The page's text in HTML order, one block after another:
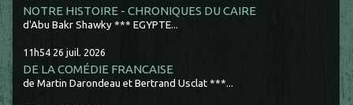
NOTRE HISTOIRE - CHRONIQUES DU CAIRE
d'Abu Bakr Shawky *** EGYPTE...
11h54 26 juil. 2026
DE LA COMÉDIE FRANCAISE
de Martin Darondeau et Bertrand Usclat ***...